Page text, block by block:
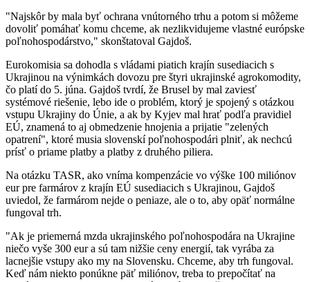
"Najskôr by mala byť ochrana vnútorného trhu a potom si môžeme
dovoliť pomáhať komu chceme, ak nezlikvidujeme vlastné európske
poľnohospodárstvo," skonštatoval Gajdoš.
Eurokomisia sa dohodla s vládami piatich krajín susediacich s
Ukrajinou na výnimkách dovozu pre štyri ukrajinské agrokomodity,
čo platí do 5. júna. Gajdoš tvrdí, že Brusel by mal zaviesť
systémové riešenie, lebo ide o problém, ktorý je spojený s otázkou
vstupu Ukrajiny do Únie, a ak by Kyjev mal hrať podľa pravidiel
EÚ, znamená to aj obmedzenie hnojenia a prijatie "zelených
opatrení", ktoré musia slovenskí poľnohospodári plniť, ak nechcú
prísť o priame platby a platby z druhého piliera.
Na otázku TASR, ako vníma kompenzácie vo výške 100 miliónov
eur pre farmárov z krajín EÚ susediacich s Ukrajinou, Gajdoš
uviedol, že farmárom nejde o peniaze, ale o to, aby opäť normálne
fungoval trh.
"Ak je priemerná mzda ukrajinského poľnohospodára na Ukrajine
niečo vyše 300 eur a sú tam nižšie ceny energií, tak vyrába za
lacnejšie vstupy ako my na Slovensku. Chceme, aby trh fungoval.
Keď nám niekto ponúkne päť miliónov, treba to prepočítať na